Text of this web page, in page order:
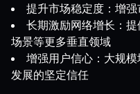
提升市场稳定度：增
长期激励网络增长：
场景等更多垂直领域
增强用户信心：大规
发展的坚定信任